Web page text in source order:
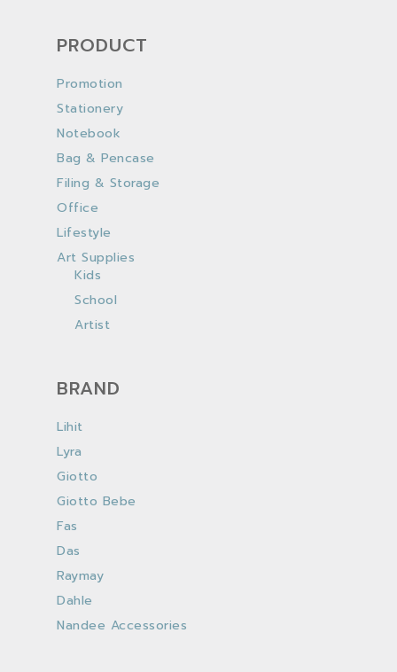
PRODUCT
Promotion
Stationery
Notebook
Bag & Pencase
Filing & Storage
Office
Lifestyle
Art Supplies
Kids
School
Artist
BRAND
Lihit
Lyra
Giotto
Giotto Bebe
Fas
Das
Raymay
Dahle
Nandee Accessories